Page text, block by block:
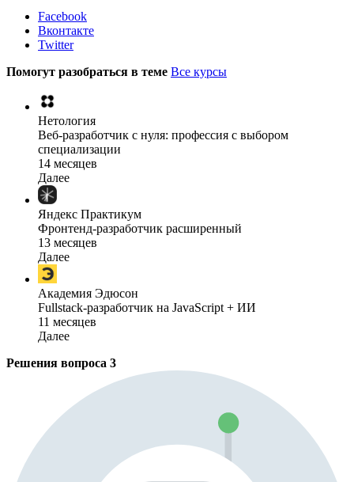
Facebook
Вконтакте
Twitter
Помогут разобраться в теме Все курсы
Нетология
Веб-разработчик с нуля: профессия с выбором
специализации
14 месяцев
Далее
Яндекс Практикум
Фронтенд-разработчик расширенный
13 месяцев
Далее
Академия Эдюсон
Fullstack-разработчик на JavaScript + ИИ
11 месяцев
Далее
Решения вопроса 3